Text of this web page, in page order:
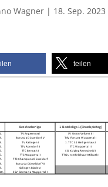
Wagner | 18. Sep. 2023
teilen